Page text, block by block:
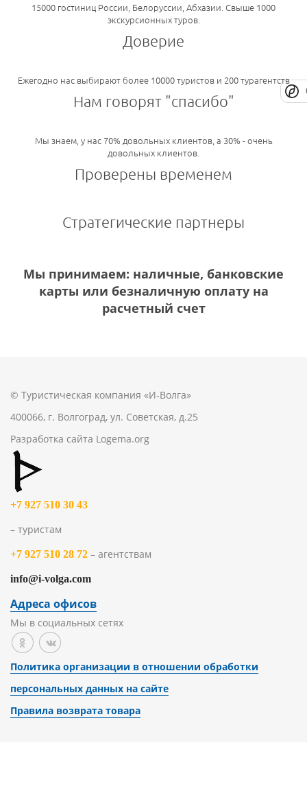
15000 гостиниц России, Белоруссии, Абхазии. Свыше 1000
экскурсионных туров.
Доверие
Ежегодно нас выбирают более 10000 туристов и 200 турагентств
Нам говорят "спасибо"
Мы знаем, у нас 70% довольных клиентов, а 30% - очень
довольных клиентов.
Проверены временем
Стратегические партнеры
Мы принимаем: наличные, банковские
карты или безналичную оплату на
расчетный счет
© Туристическая компания «И-Волга»
400066, г. Волгоград, ул. Советская, д.25
Разработка сайта Logema.org
+7 927 510 30 43
– туристам
+7 927 510 28 72 – агентствам
info@i-volga.com
Адреса офисов
Мы в социальных сетях
Политика организации в отношении обработки
персональных данных на сайте
Правила возврата товара